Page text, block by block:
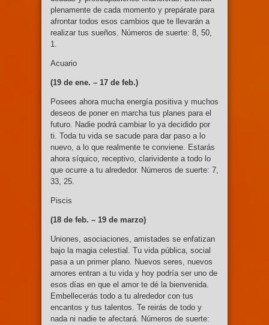
plenamente de cada momento y prepárate para
afrontar todos esos cambios que te llevarán a
realizar tus sueños. Números de suerte: 8, 50,
1.
Acuario
(19 de ene. – 17 de feb.)
Posees ahora mucha energía positiva y muchos
deseos de poner en marcha tus planes para el
futuro. Nadie podrá cambiar lo ya decidido por
ti. Toda tu vida se sacude para dar paso a lo
nuevo, a lo que realmente te conviene. Estarás
ahora síquico, receptivo, clarividente a todo lo
que ocurre a tu alrededor. Números de suerte: 7,
33, 25.
Piscis
(18 de feb. – 19 de marzo)
Uniones, asociaciones, amistades se enfatizan
bajo la magia celestial. Tu vida pública, social
pasa a un primer plano. Nuevos seres, nuevos
amores entran a tu vida y hoy podría ser uno de
esos días en que el amor te dé la bienvenida.
Embellecerás todo a tu alrededor con tus
encantos y tus talentos. Te reirás de todo y
nada ni nadie te afectará. Números de suerte: